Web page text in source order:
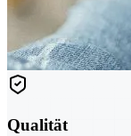
Qualität